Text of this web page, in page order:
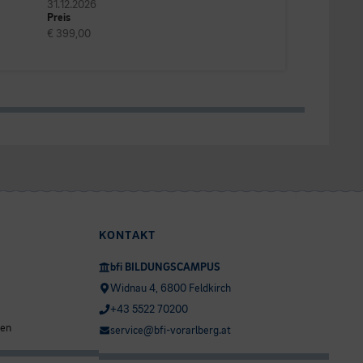
31.12.2026
Preis
€ 399,00
KONTAKT
bfi BILDUNGSCAMPUS
Widnau 4, 6800 Feldkirch
+43 5522 70200
service@bfi-vorarlberg.at